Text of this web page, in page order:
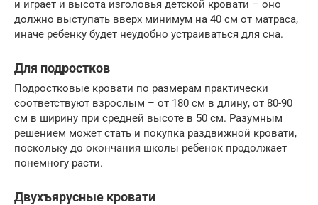
и играет и высота изголовья детской кровати – оно
должно выступать вверх минимум на 40 см от матраса,
иначе ребенку будет неудобно устраиваться для сна.
Для подростков
Подростковые кровати по размерам практически
соответствуют взрослым – от 180 см в длину, от 80-90
см в ширину при средней высоте в 50 см. Разумным
решением может стать и покупка раздвижной кровати,
поскольку до окончания школы ребенок продолжает
понемногу расти.
Двухъярусные кровати